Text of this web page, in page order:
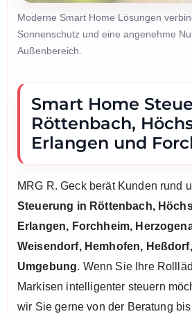
Moderne Smart Home Lösungen
Sonnenschutz und eine angenehme
Außenbereich.
Smart Home
Röttenbach,
Erlangen und
MRG R. Geck berät Kunden rund
Steuerung in Röttenbach,
Erlangen, Forchheim,
Weisendorf, Hemhofen,
Umgebung. Wenn Sie Ihre
Markisen intelligenter steuern
wir Sie gerne von der Beratung